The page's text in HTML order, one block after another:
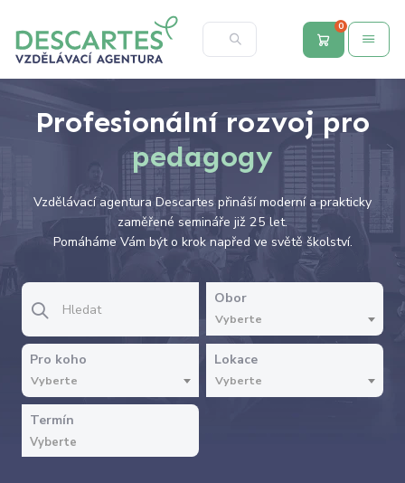
0
Profesionální rozvoj pro
pedagogy
Vzdělávací agentura Descartes přináší moderní a prakticky
zaměřené semináře již 25 let.
Pomáháme Vám být o krok napřed ve světě školství.
Obor
Vyberte
Pro koho
Vyberte
Lokace
Vyberte
Termín